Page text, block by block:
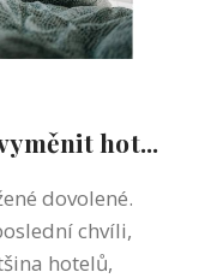
hot...
dovolené.
chvíli,
hotelů,